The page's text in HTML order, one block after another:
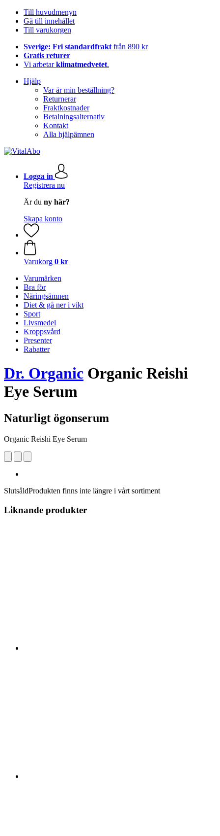
Till huvudmenyn
Gå till innehållet
Till varukorgen
Sverige: Fri standardfrakt från 890 kr
Gratis returer
Vi arbetarklimatmedvetet.
Hjälp
Var är min beställning?
Returnerar
Fraktkostnader
Betalningsalternativ
Kontakt
Alla hjälpämnen
Logga in
Registrera nu
Är du ny här?
Skapa konto
Varukorg 0 kr
Varumärken
Bra för
Näringsämnen
Diet & gå ner i vikt
Sport
Livsmedel
Kroppsvård
Presenter
Rabatter
Dr. Organic Organic Reishi
Eye Serum
Naturligt ögonserum
Organic Reishi Eye Serum
SlutsåldProdukten finns inte längre i vårt sortiment
Liknande produkter